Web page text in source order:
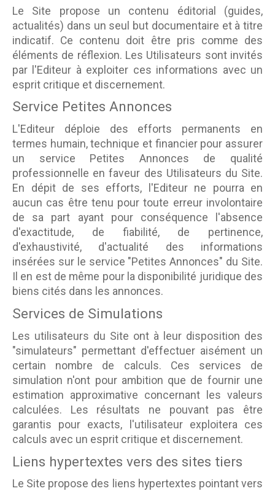
Le Site propose un contenu éditorial (guides,
actualités) dans un seul but documentaire et à titre
indicatif. Ce contenu doit être pris comme des
éléments de réflexion. Les Utilisateurs sont invités
par l'Editeur à exploiter ces informations avec un
esprit critique et discernement.
Service Petites Annonces
L'Editeur déploie des efforts permanents en
termes humain, technique et financier pour assurer
un service Petites Annonces de qualité
professionnelle en faveur des Utilisateurs du Site.
En dépit de ses efforts, l'Editeur ne pourra en
aucun cas être tenu pour toute erreur involontaire
de sa part ayant pour conséquence l'absence
d'exactitude, de fiabilité, de pertinence,
d'exhaustivité, d'actualité des informations
insérées sur le service "Petites Annonces" du Site.
Il en est de même pour la disponibilité juridique des
biens cités dans les annonces.
Services de Simulations
Les utilisateurs du Site ont à leur disposition des
"simulateurs" permettant d'effectuer aisément un
certain nombre de calculs. Ces services de
simulation n'ont pour ambition que de fournir une
estimation approximative concernant les valeurs
calculées. Les résultats ne pouvant pas être
garantis pour exacts, l'utilisateur exploitera ces
calculs avec un esprit critique et discernement.
Liens hypertextes vers des sites tiers
Le Site propose des liens hypertextes pointant vers